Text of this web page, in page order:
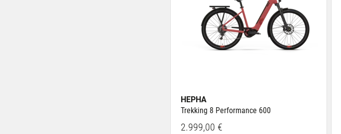
HEPHA
Trekking 8 Performance 600
2.999,00 €